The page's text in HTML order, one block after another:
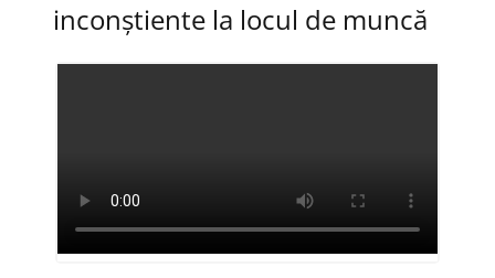
inconștiente la locul de muncă